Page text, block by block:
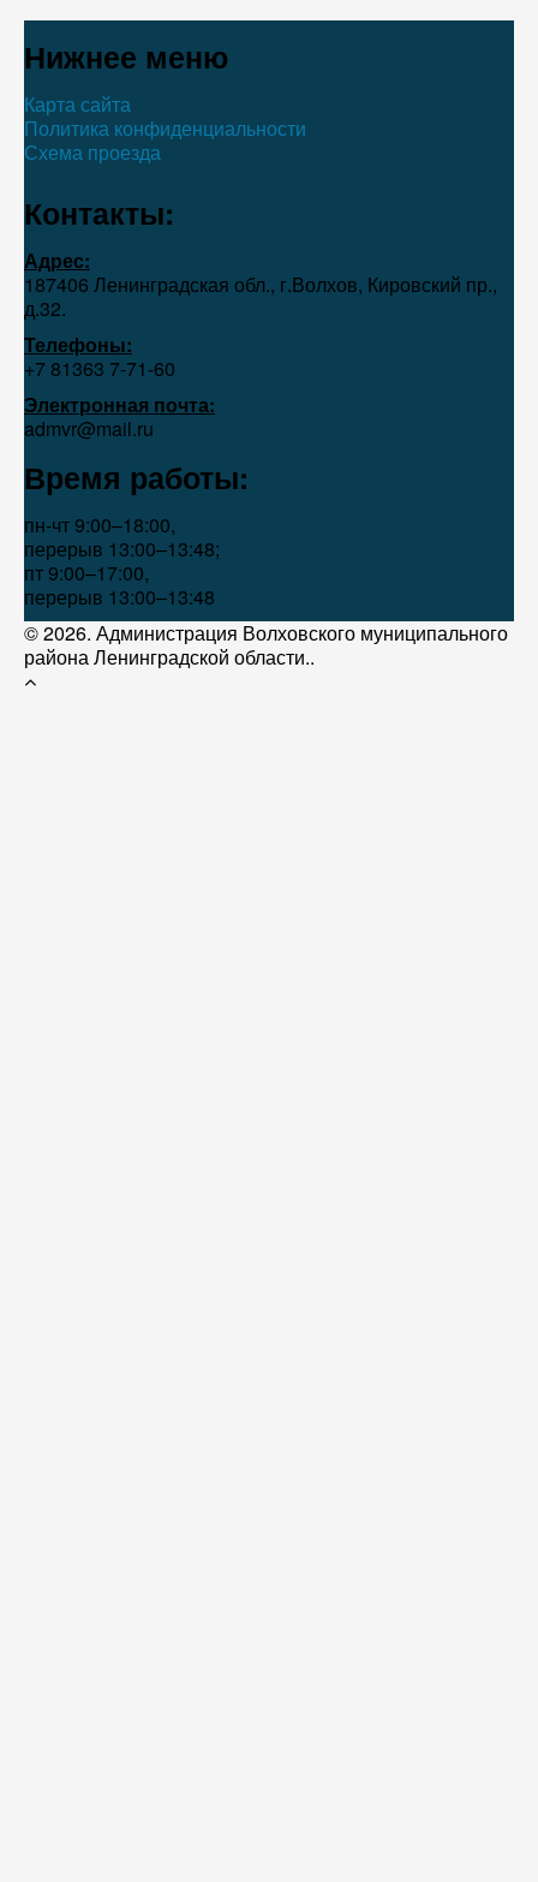
Нижнее меню
Карта сайта
Политика конфиденциальности
Схема проезда
Контакты:
Адрес:
187406 Ленинградская обл., г.Волхов, Кировский пр.,
д.32.
Телефоны:
+7 81363 7‑71-60
Электронная почта:
admvr@mail.ru
Время работы:
пн-чт 9:00–18:00,
перерыв 13:00–13:48;
пт 9:00–17:00,
перерыв 13:00–13:48
© 2026. Администрация Волховского муниципального
района Ленинградской области..